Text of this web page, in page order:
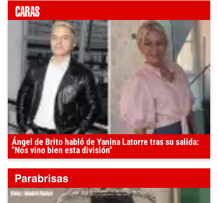
Ángel de Brito habló de Yanina Latorre tras su salida:
"Nos vino bien esta división"